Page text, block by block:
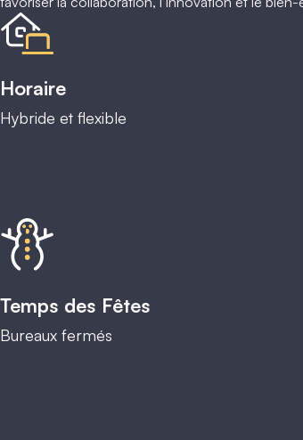
Horaire
Hybride et flexible
Temps des Fêtes
Bureaux fermés